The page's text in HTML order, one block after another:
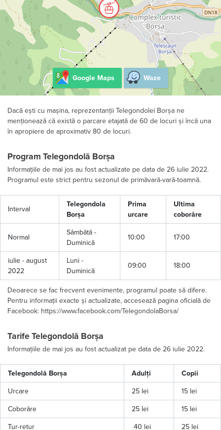
Google Maps Waze
Dacă ești cu mașina, reprezentanții Telegondolei Borșa ne
menționează că există o parcare etajată de 60 de locuri și încă una
în apropiere de aproximativ 80 de locuri.
Program Telegondolă Borșa
Informațiile de mai jos au fost actualizate pe data de 26 iulie 2022.
Programul este strict pentru sezonul de primăvară-vară-toamnă.
Interval
Telegondola
Borșa
Prima
urcare
Ultima
coborâre
Normal
Sâmbătă -
Duminică
10:00 17:00
iulie - august
2022
Luni -
Duminică
09:00 18:00
Deoarece se fac frecvent evenimente, programul poate să difere.
Pentru informații exacte și actualizate, accesează pagina oficială de
Facebook: https://www.facebook.com/TelegondolaBorsa/
Tarife Telegondolă Borșa
Informațiile de mai jos au fost actualizat pe data de 26 iulie 2022.
Telegondolă Borșa Adulți Copii
Urcare 25 lei 15 lei
Coborâre 25 lei 15 lei
Tur-retur 40 lei 25 lei